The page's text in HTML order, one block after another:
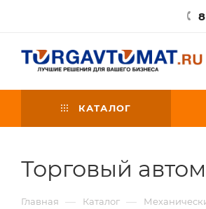
КАТАЛОГ
Торговый
Главная — Каталог —